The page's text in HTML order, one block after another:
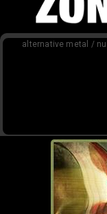
CONTENIDO
alternative metal /